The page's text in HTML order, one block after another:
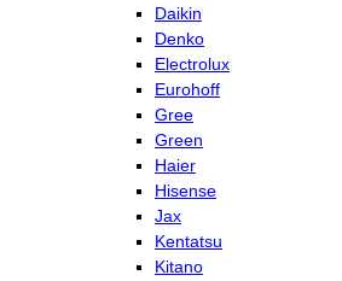
Daikin
Denko
Electrolux
Eurohoff
Gree
Green
Haier
Hisense
Jax
Kentatsu
Kitano